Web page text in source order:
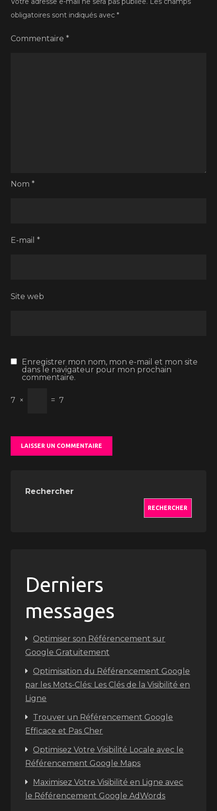
obligatoires sont indiqués avec*
Commentaire*
Nom*
E-mail*
Site web
Enregistrer mon nom, mon e-mail et mon site
dans le navigateur pour mon prochain
commentaire.
7 × = 7
Rechercher
RECHERCHER
Derniers
messages
Optimiser son Référencement sur
Google Gratuitement
Optimisation du Référencement Google
par les Mots-Clés: Les Clés de la Visibilité en
Ligne
Trouver un Référencement Google
Efficace et Pas Cher
Optimisez Votre Visibilité Locale avec le
Référencement Google Maps
Maximisez Votre Visibilité en Ligne avec
le Référencement Google AdWords